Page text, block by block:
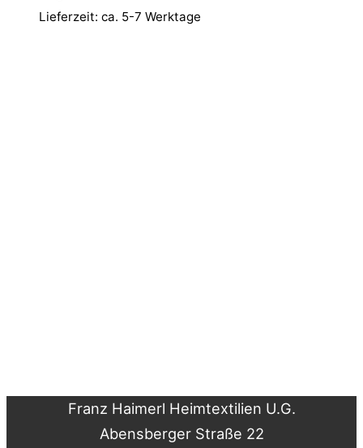
Lieferzeit: ca. 5-7 Werktage
Franz Haimerl Heimtextilien U.G.
Abensberger Straße 22